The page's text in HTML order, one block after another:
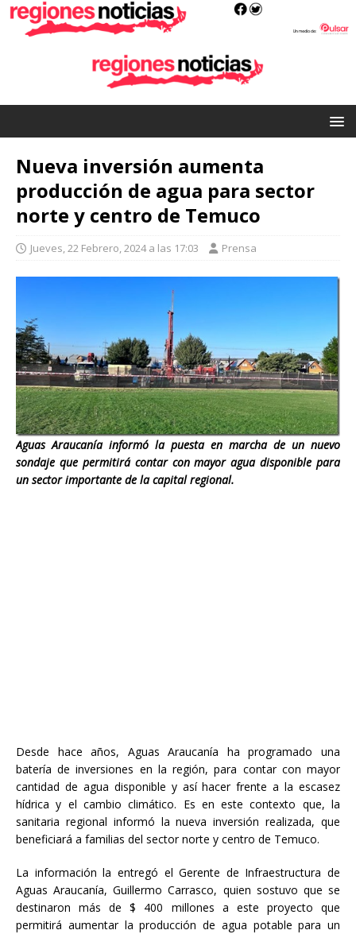
Nueva inversión aumenta
producción de agua para sector
norte y centro de Temuco
Jueves, 22 Febrero, 2024 a las 17:03 Prensa
Aguas Araucanía informó la puesta en marcha de un nuevo
sondaje que permitirá contar con mayor agua disponible para
un sector importante de la capital regional.
Desde hace años, Aguas Araucanía ha programado una
batería de inversiones en la región, para contar con mayor
cantidad de agua disponible y así hacer frente a la escasez
hídrica y el cambio climático. Es en este contexto que, la
sanitaria regional informó la nueva inversión realizada, que
beneficiará a familias del sector norte y centro de Temuco.
La información la entregó el Gerente de Infraestructura de
Aguas Araucanía, Guillermo Carrasco, quien sostuvo que se
destinaron más de $ 400 millones a este proyecto que
permitirá aumentar la producción de agua potable para un